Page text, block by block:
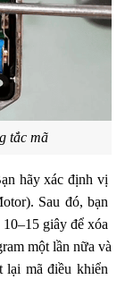
tắc mã
hãy xác định vị
Sau đó, bạn
giây để xóa
một lần nữa và
lại mã điều khiển